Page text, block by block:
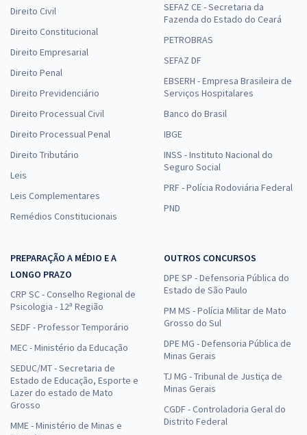
Direito Civil
Direito Constitucional
Direito Empresarial
Direito Penal
Direito Previdenciário
Direito Processual Civil
Direito Processual Penal
Direito Tributário
Leis
Leis Complementares
Remédios Constitucionais
SEFAZ CE - Secretaria da
Fazenda do Estado do Ceará
PETROBRAS
SEFAZ DF
EBSERH - Empresa Brasileira de
Serviços Hospitalares
Banco do Brasil
IBGE
INSS - Instituto Nacional do
Seguro Social
PRF - Polícia Rodoviária Federal
PND
PREPARAÇÃO A MÉDIO E A
LONGO PRAZO
CRP SC - Conselho Regional de
Psicologia - 12ª Região
SEDF - Professor Temporário
MEC - Ministério da Educação
SEDUC/MT - Secretaria de
Estado de Educação, Esporte e
Lazer do estado de Mato
Grosso
MME - Ministério de Minas e
OUTROS CONCURSOS
DPE SP - Defensoria Pública do
Estado de São Paulo
PM MS - Polícia Militar de Mato
Grosso do Sul
DPE MG - Defensoria Pública de
Minas Gerais
TJ MG - Tribunal de Justiça de
Minas Gerais
CGDF - Controladoria Geral do
Distrito Federal